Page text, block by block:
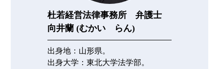
杜若経営法律事務所 弁護士
向井蘭 (むかい らん)
出身地： 山形県。
出身大学： 東北大学法学部。